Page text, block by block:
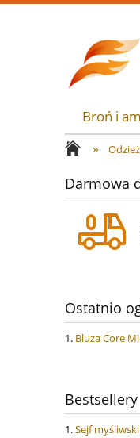
Broń i
»
Darmowa
Ostatnio
Bluza Core
Bestsellery
Sejf